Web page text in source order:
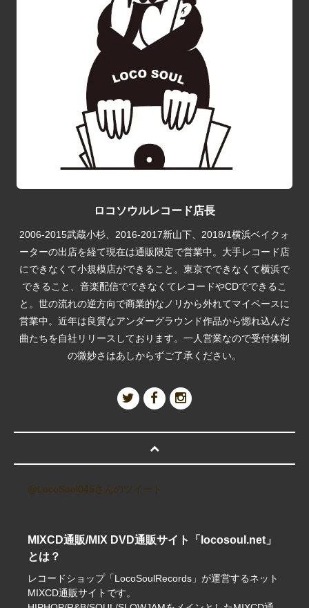
ロコソウルレコード店長
2006-2015武蔵小杉、2016-2017新山下、2018/1横浜ベイクォ
ーターの出店を経て現在は通販限定で営業中。大手レコード店
にできなくて小規模店ができること。東京でできなくて横浜で
できること、音楽配信でできなくてレコードやCDでできるこ
と。世の流れの逆方向で商業的なノリから外れてマイペースに
営業中。近年は良質なアンダーグラウンド作品から惚れ込んだ
曲たちを自社リリースしております。一人営業なので受付体制
の微妙さはあしからずご了承ください。
@LocoSoul045さんのツイート
MIXCD通販/MIX DVD通販サイト「locosoul.net」
とは？
レコードショップ「LocoSoulRecords」が運営するネット
MIXCD通販サイトです。